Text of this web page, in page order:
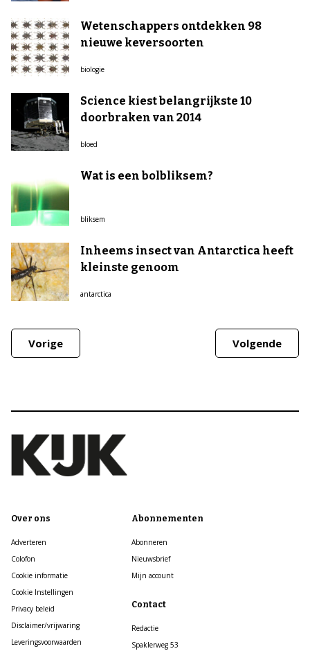
Wetenschappers ontdekken 98
nieuwe keversoorten
biologie
Science kiest belangrijkste 10
doorbraken van 2014
bloed
Wat is een bolbliksem?
bliksem
Inheems insect van Antarctica heeft
kleinste genoom
antarctica
Vorige Volgende
Over ons
Adverteren
Colofon
Cookie informatie
Cookie Instellingen
Privacy beleid
Disclaimer/vrijwaring
Leveringsvoorwaarden
Abonnementen
Abonneren
Nieuwsbrief
Mijn account
Contact
Redactie
Spaklerweg 53